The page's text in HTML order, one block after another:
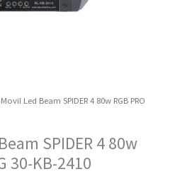
Led Beam SPIDER 4 80w RGB PRO
SPIDER 4 80w
30-KB-2410